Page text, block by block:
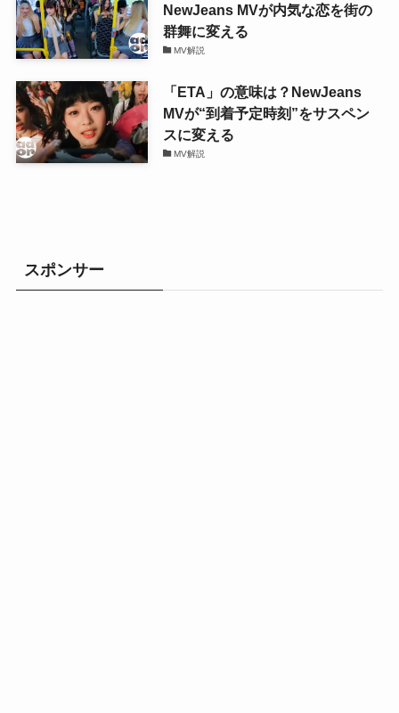
NewJeans MVが内気な恋を街の
群舞に変える
MV解説
「ETA」の意味は？NewJeans
MVが“到着予定時刻”をサスペン
スに変える
MV解説
スポンサー